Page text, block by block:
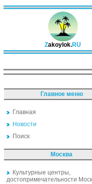
Zakoylok.RU
Главное меню
Главная
Новости
Поиск
Москва
Культурные центры,
достопримечательности